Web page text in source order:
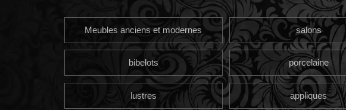
Meubles anciens et modernes salons
bibelots porcelaine
lustres appliques